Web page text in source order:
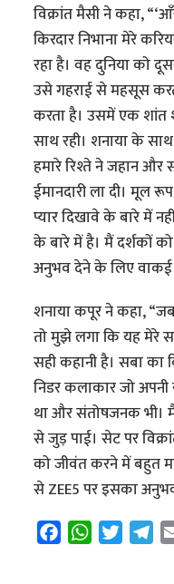
विक्रांत मैसी ने कहा,
किरदार निभाना मेरे
रहा है। वह दुनिया को
उसे गहराई से महसूस
करता है। उसमें एक शांत
साथ रही। शनाया के
हमारे रिश्ते ने जहान और
ईमानदारी ला दी। मूल
प्यार दिखावे के बारे में
के बारे में है। मैं दर्शकों
अनुभव देने के लिए वाकई
शनाया कपूर ने कहा,
तो मुझे लगा कि यह
सही कहानी है। सबा का
निडर कलाकार जो
था और संतोषजनक भी।
से जुड़ पाई। सेट पर
को जीवंत करने में बहुत
से ZEE5 पर इसका
F
W
T
T